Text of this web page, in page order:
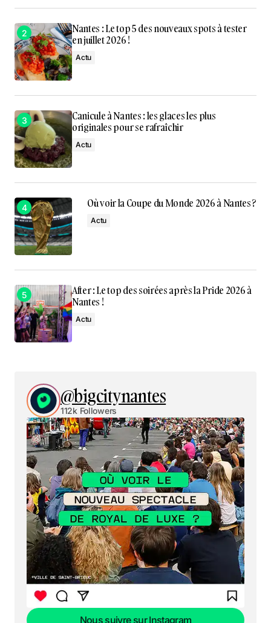
Nantes : Le top 5 des nouveaux spots à tester
en juillet 2026 !
Actu
Canicule à Nantes : les glaces les plus
originales pour se rafraîchir
Actu
Où voir la Coupe du Monde 2026 à Nantes ?
Actu
After : Le top des soirées après la Pride 2026 à
Nantes !
Actu
@bigcitynantes
112k Followers
Nous suivre sur Instagram